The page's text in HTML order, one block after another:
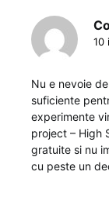
10
Nu e nevoie
suficiente
experimente
project – High
gratuite si nu
cu peste un